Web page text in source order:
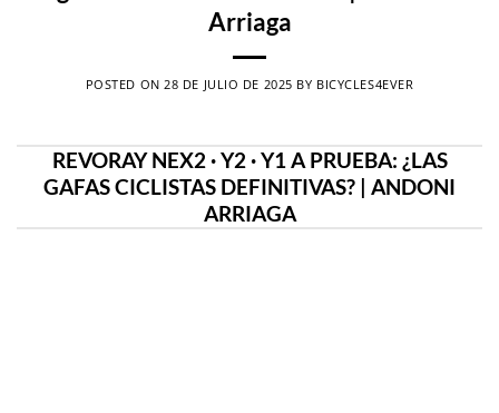
Arriaga
POSTED ON 28 DE JULIO DE 2025 BY BICYCLES4EVER
REVORAY NEX2 · Y2 · Y1 A PRUEBA: ¿LAS
GAFAS CICLISTAS DEFINITIVAS? | ANDONI
ARRIAGA